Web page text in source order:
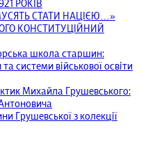
РОКІВ
СТАТИ НАЦІЄЮ…»
КОНСТИТУЦІЙНИЙ
школа старшин:
та системи військової освіти
Михайла Грушевського:
Грушевської з колекції